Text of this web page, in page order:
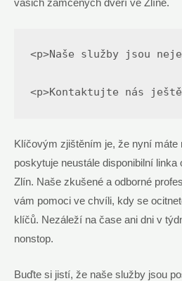
vašich zamčených dveří ve Zlíně.
<p>Naše služby jsou
<p>Kontaktujte nás
Klíčovým zjištěním je, že nyní máte
poskytuje neustále disponibilní
Zlín. Naše zkušené a odborné
vám pomoci ve chvíli, kdy se
klíčů. Nezáleží na čase ani dni v
nonstop.
Buďte si jistí, že naše služby jsou